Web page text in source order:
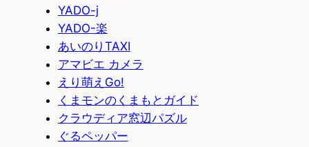
YADO-j
YADO-楽
あいのりTAXI
アマビエ カメラ
えり萌えGo!
くまモンのくまもとガイド
クラウディア窓辺パズル
ぐるペッパー